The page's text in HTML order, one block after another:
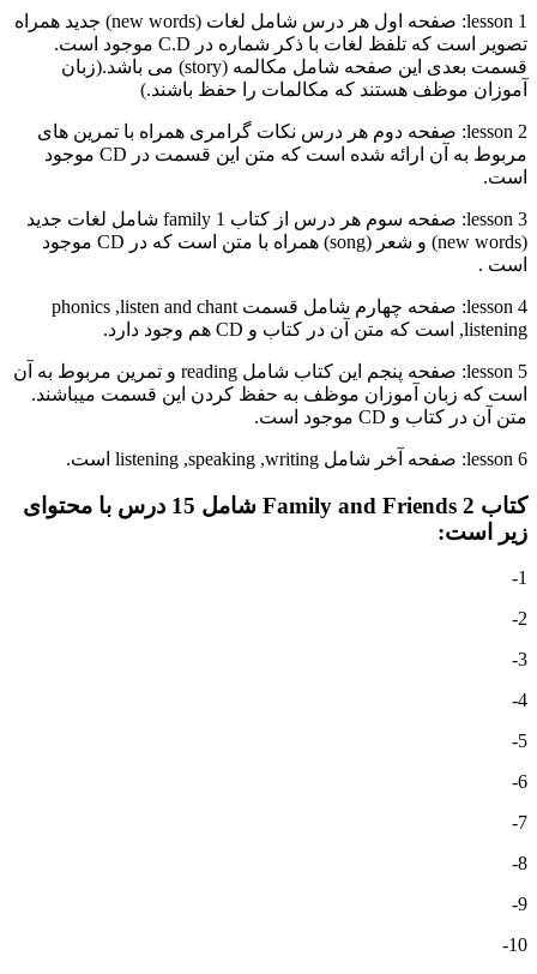
lesson 1: صفحه اول هر درس شامل لغات (new words) جدید همراه
تصویر است که تلفظ لغات با ذکر شماره در C.D موجود است.
قسمت بعدی این صفحه شامل مکالمه (story) می باشد.(زبان
آموزان موظف هستند که مکالمات را حفظ باشند.)
lesson 2: صفحه دوم هر درس نکات گرامری همراه با تمرین های
مربوط به آن ارائه شده است که متن این قسمت در CD موجود
است.
lesson 3: صفحه سوم هر درس از کتاب family 1 شامل لغات جدید
(new words) و شعر (song) همراه با متن است که در CD موجود
است .
lesson 4: صفحه چهارم شامل قسمت phonics ,listen and chant
,listening است که متن آن در کتاب و CD هم وجود دارد.
lesson 5: صفحه پنجم این کتاب شامل reading و تمرین مربوط به آن
است که زبان آموزان موظف به حفظ کردن این قسمت میباشند.
متن آن در کتاب و CD موجود است.
lesson 6: صفحه آخر شامل listening ,speaking ,writing است.
کتاب Family and Friends 2 شامل 15 درس با محتوای
زیر است:
1-
2-
3-
4-
5-
6-
7-
8-
9-
10-